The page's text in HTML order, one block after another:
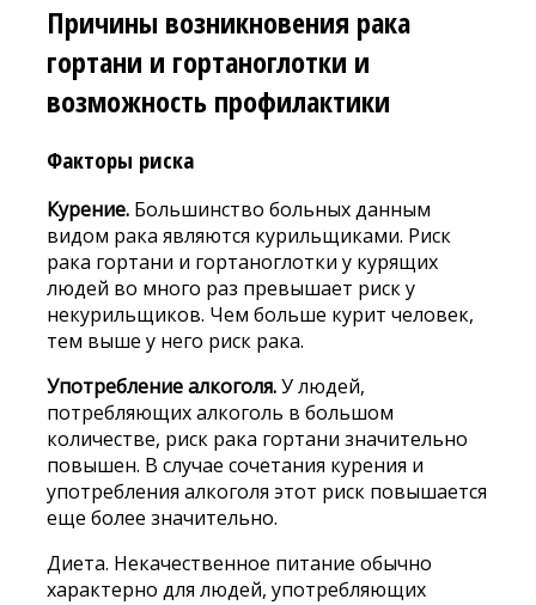
Причины возникновения рака
гортани и гортаноглотки и
возможность профилактики
Факторы риска
Курение.Большинство больных данным
видом рака являются курильщиками. Риск
рака гортани и гортаноглотки у курящих
людей во много раз превышает риск у
некурильщиков. Чем больше курит человек,
тем выше у него риск рака.
Употребление алкоголя.У людей,
потребляющих алкоголь в большом
количестве, риск рака гортани значительно
повышен. В случае сочетания курения и
употребления алкоголя этот риск повышается
еще более значительно.
Диета. Некачественное питание обычно
характерно для людей, употребляющих